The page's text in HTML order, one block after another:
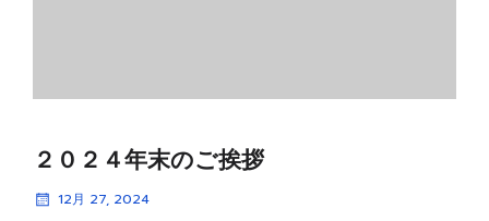
２０２４年末のご挨拶
12月 27, 2024